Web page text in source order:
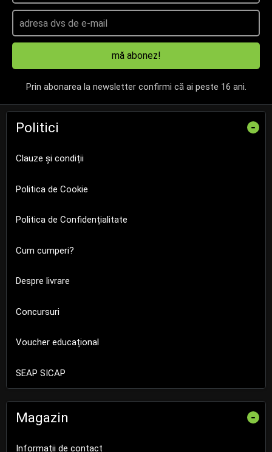
mă abonez!
Prin abonarea la newsletter confirmi că ai peste 16 ani.
Politici -
Clauze și condiții
Politica de Cookie
Politica de Confidențialitate
Cum cumperi?
Despre livrare
Concursuri
Voucher educațional
SEAP SICAP
Magazin -
Informații de contact